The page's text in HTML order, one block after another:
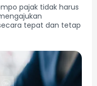
pajak tidak harus
tepat dan tetap